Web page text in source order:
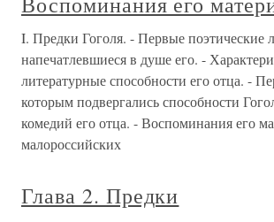
I. Предки Гоголя. - Первые поэтические
напечатлевшиеся в душе его. -
литературные способности его отца. -
которым подвергались способности
комедий его отца. - Воспоминания его
малороссийских
Глава 2. Предки